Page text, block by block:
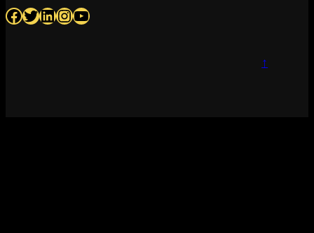
Facebook Twitter LinkedIn InstagramYouTube
↑